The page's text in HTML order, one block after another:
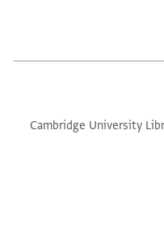
Cambridge University